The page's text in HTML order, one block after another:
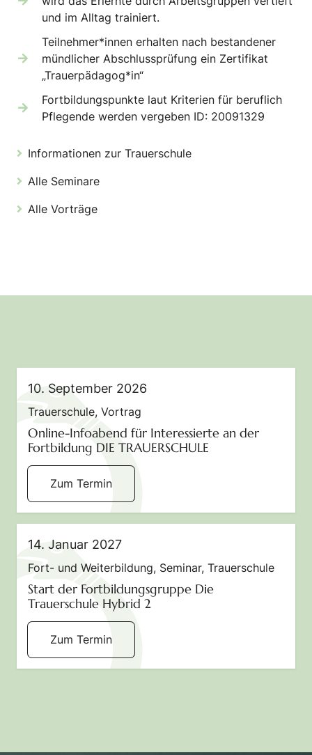
und im Alltag trainiert.
Teilnehmer*innen erhalten nach bestandener
mündlicher Abschlussprüfung ein Zertifikat
„Trauerpädagog*in“
Fortbildungspunkte laut Kriterien für beruflich
Pflegende werden vergeben ID: 20091329
Informationen zur Trauerschule
Alle Seminare
Alle Vorträge
10. September 2026
Trauerschule, Vortrag
Online-Infoabend für Interessierte an der
Fortbildung DIE TRAUERSCHULE
Zum Termin
14. Januar 2027
Fort- und Weiterbildung, Seminar, Trauerschule
Start der Fortbildungsgruppe Die
Trauerschule Hybrid 2
Zum Termin